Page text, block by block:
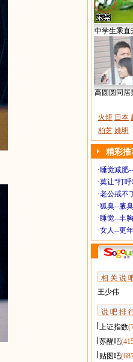
中学生乘直
高圆圆同居
火炬 日本
柏芝 姚明
精彩推
·睡觉减肥
·莫让“打
·老公戒不
·狐臭--腋
·睡觉--丰
·女人--更
相 关 说
王少伟
说 吧 排
上证指数
苏醒吧
贴图吧